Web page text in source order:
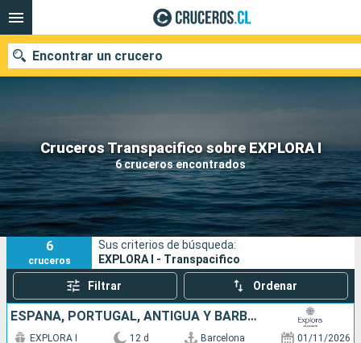
Cruceros Transpacifico sobre EXPLORA I
6 cruceros encontrados
Encontrar un crucero
Nuestros destinos
Fecha de salida
Puertos Compañías
Buscar
6
cruceros
Sus criterios de búsqueda:
EXPLORA I - Transpacifico
Filtrar Ordenar
ESPAÑA, PORTUGAL, ANTIGUA Y BARBUDA
EXPLORA I 12 d Barcelona 01/11/2026